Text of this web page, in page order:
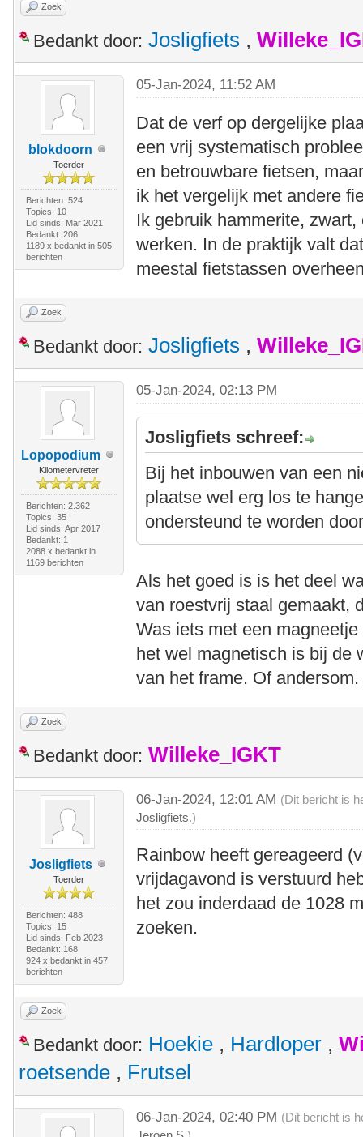
Zoek
Bedankt door: Josligfiets ,
blokdoorn
Toerder
Berichten: 524
Topics: 10
Lid sinds: Mar 2021
Bedankt: 206
1189 x bedankt in 505
berichten
05-Jan-2024, 11:52 AM
Dat de verf op dergelijke
een vrij systematisch
en betrouwbare fietsen,
ik het vergelijk met andere
Ik gebruik hammerite,
werken. In de praktijk valt
meestal fietstassen
Zoek
Bedankt door: Josligfiets ,
Lopopodium
Kilometervreter
Berichten: 2.362
Topics: 35
Lid sinds: Apr 2017
Bedankt: 1
2088 x bedankt in
1169 berichten
05-Jan-2024, 02:13 PM
Josligfiets schreef:
Bij het inbouwen van een
plaatse wel erg los te
ondersteund te worden
Als het goed is is het deel
van roestvrij staal gemaakt,
Was iets met een
het wel magnetisch is bij de
van het frame. Of andersom.
Zoek
Bedankt door: Willeke_IGKT
Josligfiets
Toerder
Berichten: 488
Topics: 15
Lid sinds: Feb 2023
Bedankt: 168
924 x bedankt in 457
berichten
06-Jan-2024, 12:01 AM (Dit bericht is
Josligfiets.)
Rainbow heeft gereageerd
vrijdagavond is verstuurd
het zou inderdaad de 1028
zoeken.
Zoek
Bedankt door: Hoekie , Hardloper ,
roetsende , Frutsel
06-Jan-2024, 02:40 PM (Dit bericht is